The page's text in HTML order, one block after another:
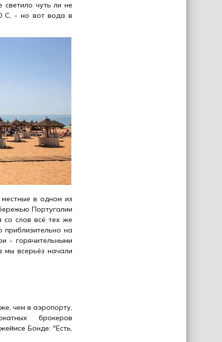
светило чуть ли не
С, - но вот вода в
в одном из
Португалии
со слов всё тех же
на
- горячительными
мы всерьёз начали
чем в аэропорту,
брокеров
Бонде: "Есть,